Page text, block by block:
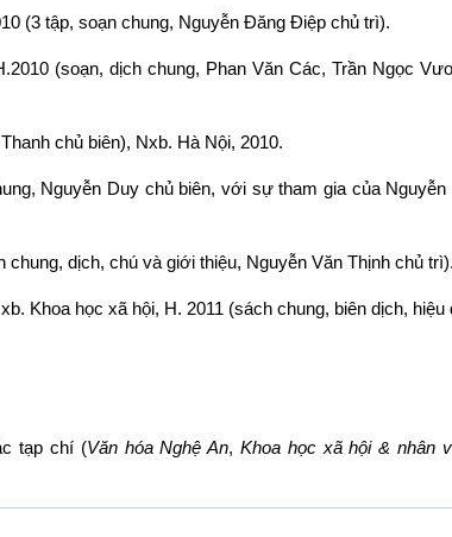
(3 tập, soạn chung, Nguyễn Đăng Điệp chủ trì).
(soạn, dịch chung, Phan Văn Các, Trần Ngọc
chủ biên), Nxb. Hà Nội, 2010.
Nguyễn Duy chủ biên, với sự tham gia của
dịch, chú và giới thiệu, Nguyễn Văn Thịnh chủ trì).
Khoa học xã hội, H. 2011 (sách chung, biên dịch, hiệu
tạp chí (Văn hóa Nghệ An, Khoa học xã hội & nhân